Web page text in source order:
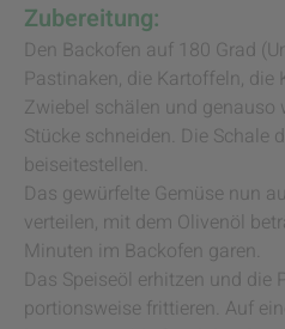
Zubereitung:
Den Backofen auf 180 Grad
Pastinaken, die Kartoffeln, die
Zwiebel schälen und genauso
Stücke schneiden. Die Schale
beiseitestellen.
Das gewürfelte Gemüse nun
verteilen, mit dem Olivenöl
Minuten im Backofen garen.
Das Speiseöl erhitzen und die
portionsweise frittieren. Auf